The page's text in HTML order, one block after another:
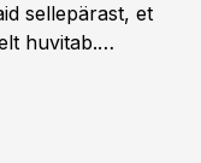
sellepärast, et
huvitab.